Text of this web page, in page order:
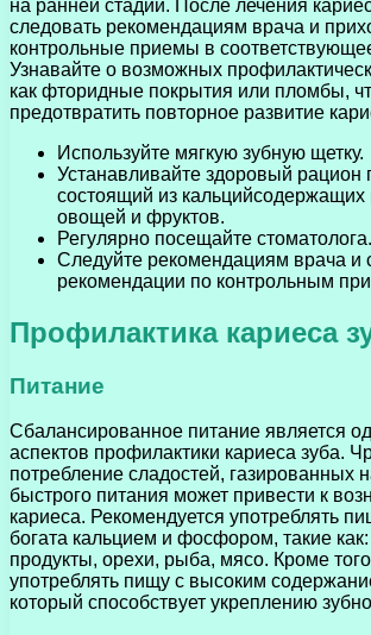
на ранней стадии. После лечения
следовать рекомендациям врача и
контрольные приемы в
Узнавайте о возможных
как фторидные покрытия или пломбы,
предотвратить повторное развитие
Используйте мягкую зубную щетку.
Устанавливайте здоровый рацион
состоящий из кальцийсодержащих
овощей и фруктов.
Регулярно посещайте стоматолога.
Следуйте рекомендациям врача и
рекомендации по контрольным
Профилактика кариеса
Питание
Сбалансированное питание является
аспектов профилактики кариеса зуба.
потребление сладостей, газированных
быстрого питания может привести к
кариеса. Рекомендуется употреблять
богата кальцием и фосфором, такие
продукты, орехи, рыба, мясо. Кроме
употреблять пищу с высоким
который способствует укреплению